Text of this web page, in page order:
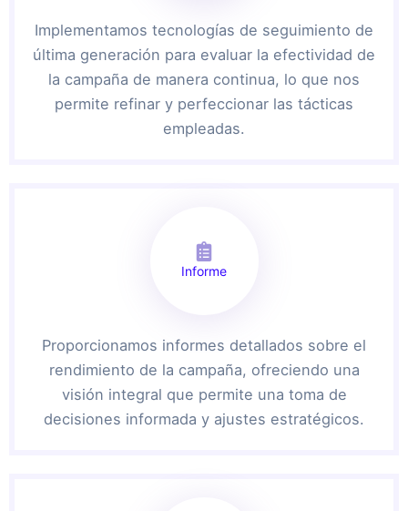
Implementamos tecnologías de seguimiento de
última generación para evaluar la efectividad de
la campaña de manera continua, lo que nos
permite refinar y perfeccionar las tácticas
empleadas.
Informe
Proporcionamos informes detallados sobre el
rendimiento de la campaña, ofreciendo una
visión integral que permite una toma de
decisiones informada y ajustes estratégicos.